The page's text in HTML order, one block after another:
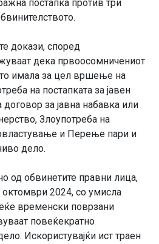
постапка против три
докази, според
дека првоосомничениот
имала за цел вршење на
на постапката за јавен
за јавна набавка или
Злоупотреба на
и Перење пари и
дело.
од обвинетите правни лица,
2024, со умисла
временски поврзани
повеќекратно
Искористувајќи ист траен